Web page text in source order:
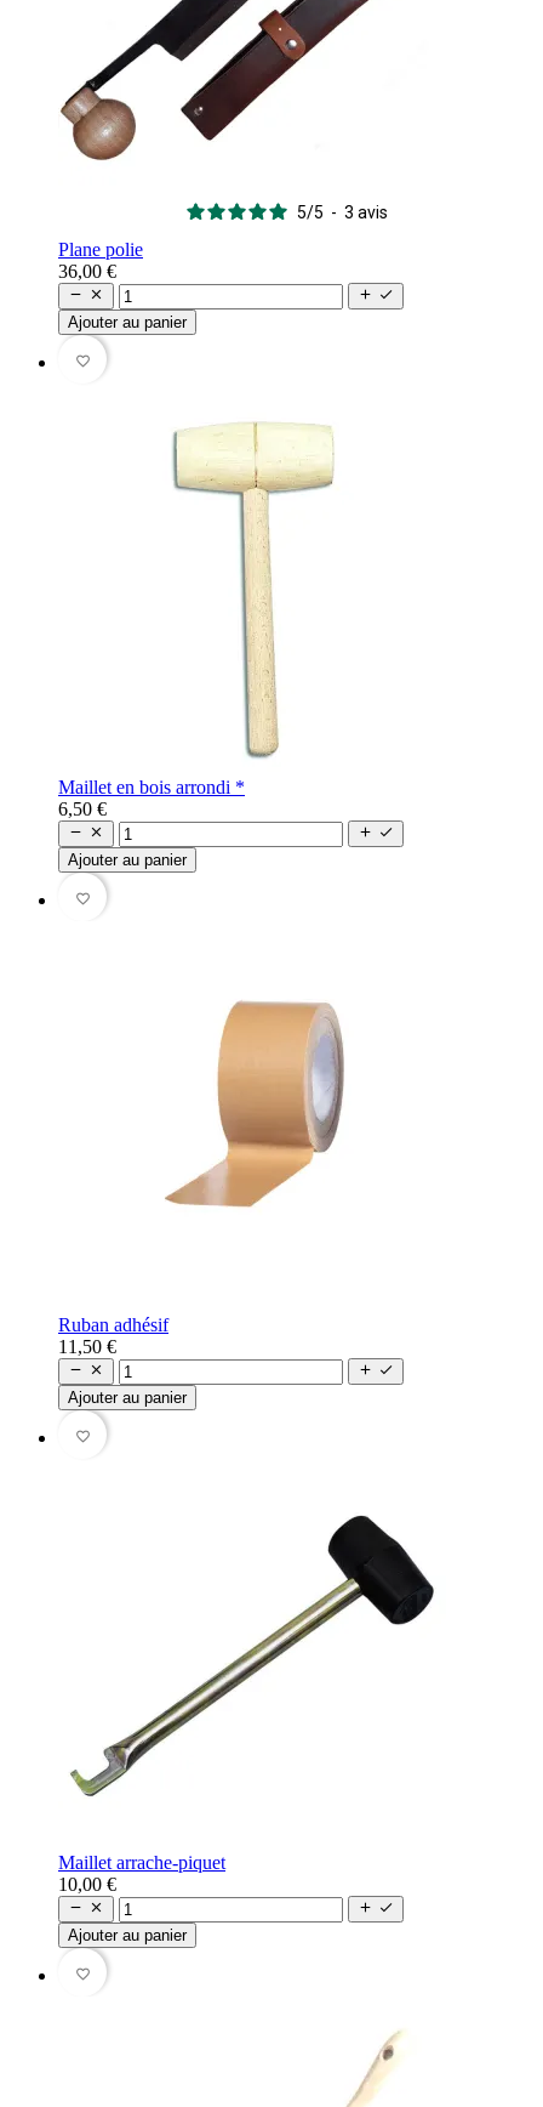
5/5 - 3 avis
Plane polie
36,00 €
   
Ajouter au panier
favorite_border
Maillet en bois arrondi *
6,50 €
   
Ajouter au panier
favorite_border
Ruban adhésif
11,50 €
   
Ajouter au panier
favorite_border
Maillet arrache-piquet
10,00 €
   
Ajouter au panier
favorite_border